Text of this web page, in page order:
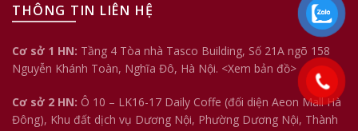
THÔNG TIN LIÊN HỆ
Cơ sở 1 HN: Tầng 4 Tòa nhà Tasco Building, Số 21A ngõ 158
Nguyễn Khánh Toàn, Nghĩa Đô, Hà Nội. <Xem bản đồ>
Cơ sở 2 HN: Ô 10 – LK16-17 Daily Coffe (đối diện Aeon Mall Hà
Đông), Khu đất dịch vụ Dương Nội, Phường Dương Nội, Thành